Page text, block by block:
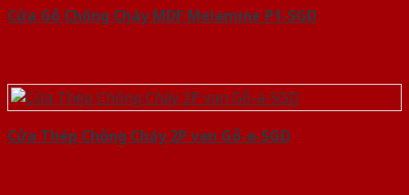
Cửa Gỗ Chống Cháy MDF Melamine P1-SGD
Cửa Thép Chống Cháy 2P van Gỗ-a-SGD